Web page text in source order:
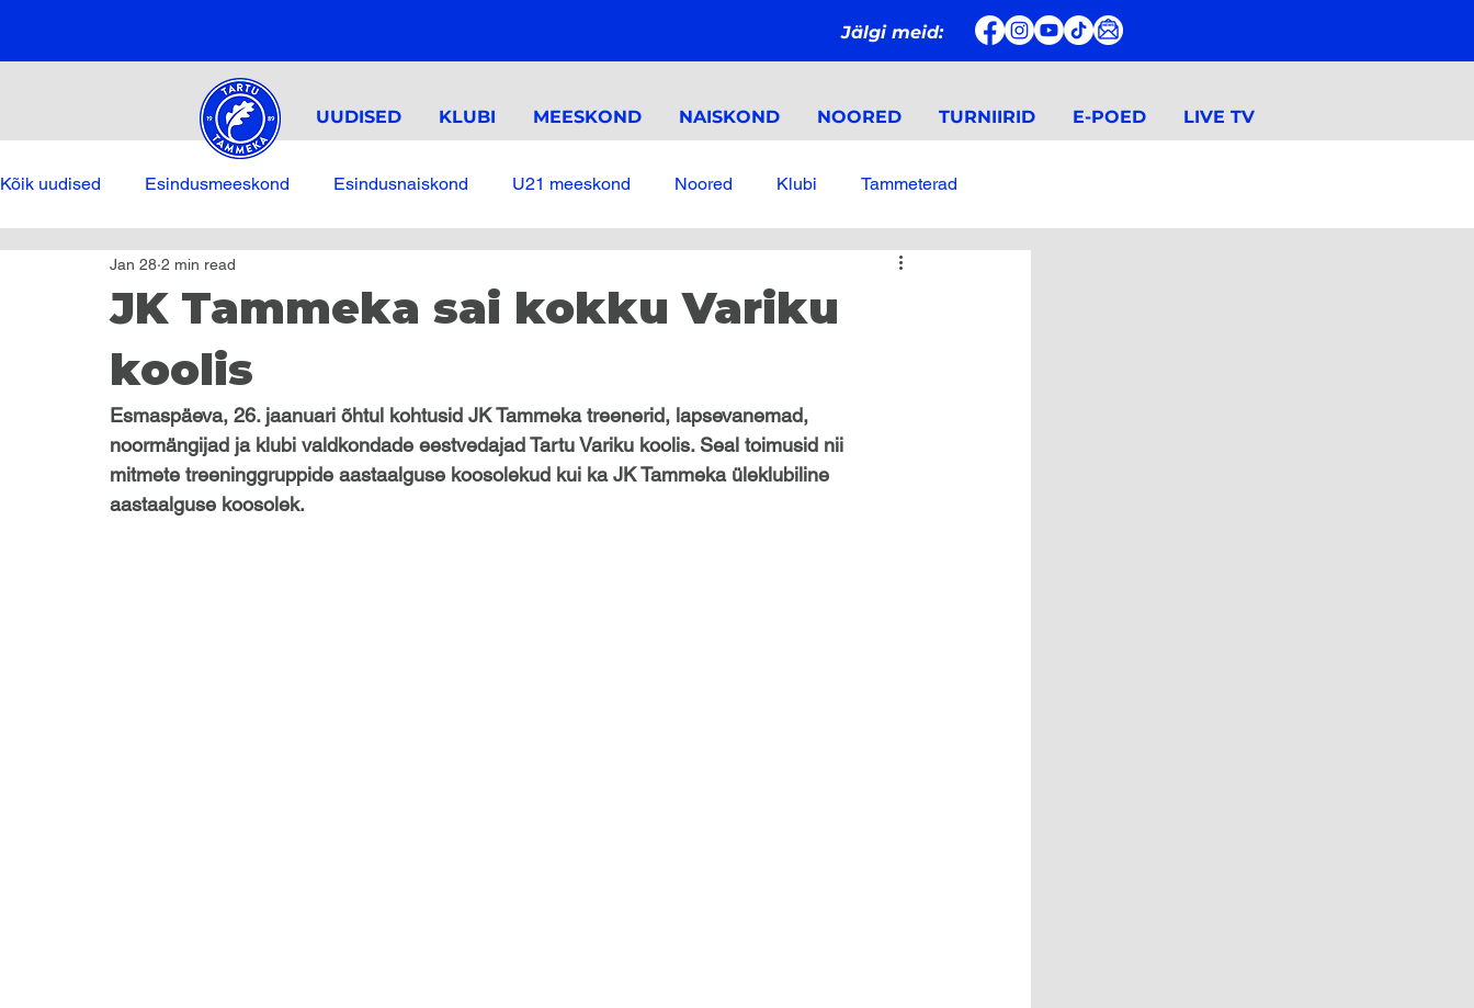
Jälgi meid:
UUDISED KLUBI MEESKOND NAISKOND NOORED TURNIIRID E-POED LIVE TV
Kõik uudised Esindusmeeskond Esindusnaiskond U21 meeskond Noored Klubi Tammeterad
JK Tammeka sai kokku Variku
koolis
Jan 28 2 min read
Esmaspäeva, 26. jaanuari õhtul kohtusid JK Tammeka treenerid, lapsevanemad,
noormängijad ja klubi valdkondade eestvedajad Tartu Variku koolis. Seal toimusid nii
mitmete treeninggruppide aastaalguse koosolekud kui ka JK Tammeka üleklubiline
aastaalguse koosolek.